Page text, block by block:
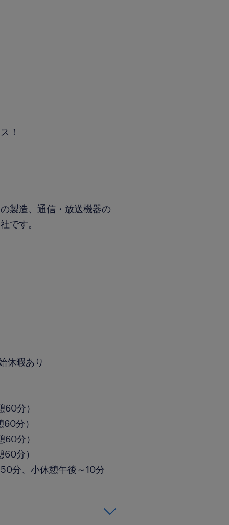
！
製造、通信・放送機器の
です。
休暇あり
分）
分）
分）
分）
分、小休憩午後～10分